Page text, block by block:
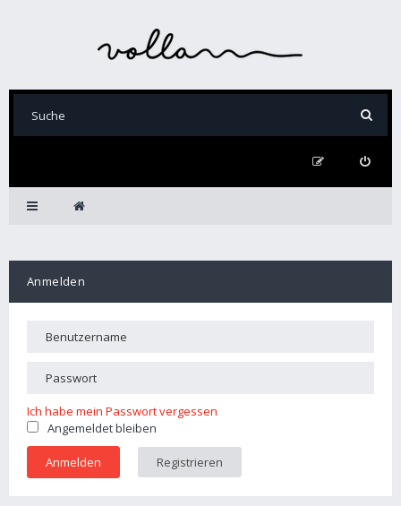
Anmelden
Ich habe mein Passwort vergessen
Angemeldet bleiben
Registrieren